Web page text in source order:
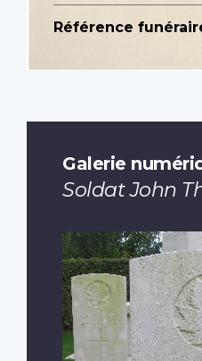
Référence
Galerie
Soldat John